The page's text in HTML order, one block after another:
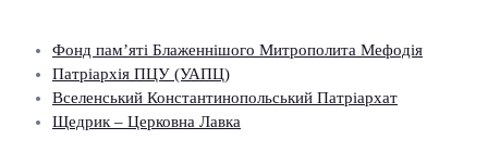
Фонд пам’яті Блаженнішого Митрополита Мефодія
Патріархія ПЦУ (УАПЦ)
Вселенський Константинопольський Патріархат
Щедрик – Церковна Лавка